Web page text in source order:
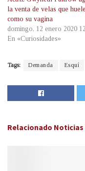
la venta de velas que
como su vagina
domingo, 12 enero 2020
En «Curiosidades»
Tags: Demanda Esquí
Relacionado Noticias